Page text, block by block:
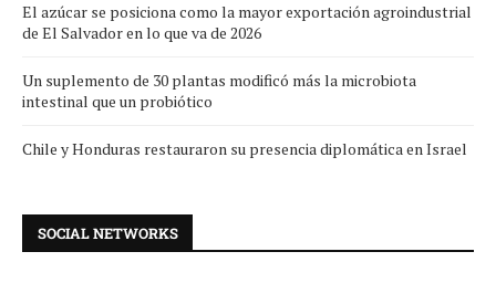
El azúcar se posiciona como la mayor exportación agroindustrial
de El Salvador en lo que va de 2026
Un suplemento de 30 plantas modificó más la microbiota
intestinal que un probiótico
Chile y Honduras restauraron su presencia diplomática en Israel
SOCIAL NETWORKS